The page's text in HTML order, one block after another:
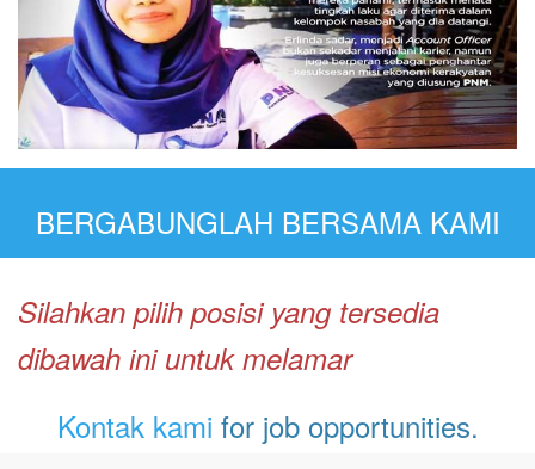
BERGABUNGLAH BERSAMA KAMI
Silahkan pilih posisi yang tersedia
dibawah ini untuk melamar
Kontak kami for job opportunities.